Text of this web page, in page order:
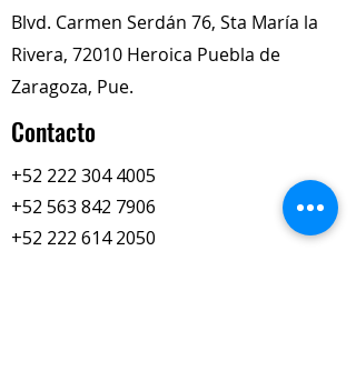
Blvd. Carmen Serdán 76, Sta María la
Rivera, 72010 Heroica Puebla de
Zaragoza, Pue.
Contacto
+52 222 304 4005
+52 563 842 7906
+52 222 614 2050